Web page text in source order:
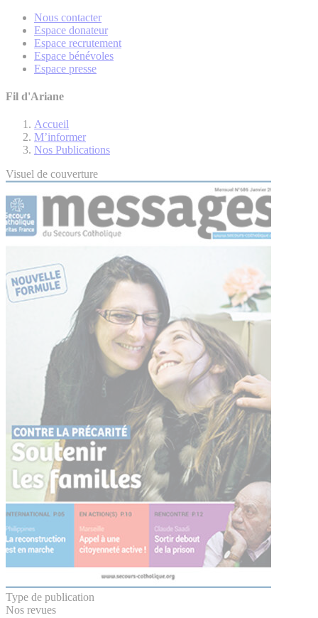
Nous contacter
Espace donateur
Espace recrutement
Espace bénévoles
Espace presse
Fil d'Ariane
Accueil
M’informer
Nos Publications
Visuel de couverture
Type de publication
Nos revues